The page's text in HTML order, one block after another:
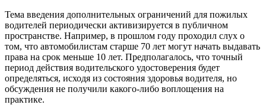
Тема введения дополнительных ограничений для пожилых
водителей периодически активизируется в публичном
пространстве. Например, в прошлом году проходил слух о
том, что автомобилистам старше 70 лет могут начать выдавать
права на срок меньше 10 лет. Предполагалось, что точный
период действия водительского удостоверения будет
определяться, исходя из состояния здоровья водителя, но
обсуждения не получили какого-либо воплощения на
практике.